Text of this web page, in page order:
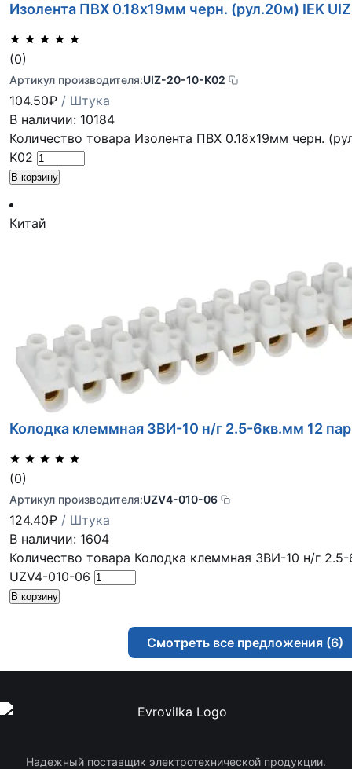
Изолента ПВХ 0.18х19мм черн. (рул.20м) IEK
(0)
Артикул производителя:UIZ-20-10-K02
104.50₽ / Штука
В наличии: 10184
Количество товара Изолента ПВХ 0.18х19мм черн.
K02
В корзину
Китай
Колодка клеммная ЗВИ-10 н/г 2.5-6кв.мм 12
(0)
Артикул производителя:UZV4-010-06
124.40₽ / Штука
В наличии: 1604
Количество товара Колодка клеммная ЗВИ-10 н/г
UZV4-010-06
В корзину
Смотреть все предложения (6)
Надежный поставщик электротехнической продукции.